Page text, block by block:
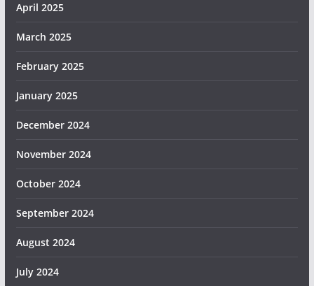
April 2025
March 2025
February 2025
January 2025
December 2024
November 2024
October 2024
September 2024
August 2024
July 2024